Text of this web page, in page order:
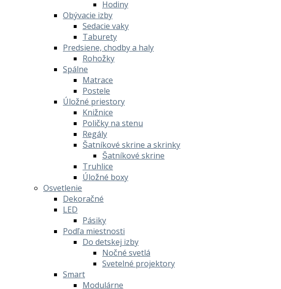
Hodiny
Obývacie izby
Sedacie vaky
Taburety
Predsiene, chodby a haly
Rohožky
Spálne
Matrace
Postele
Úložné priestory
Knižnice
Poličky na stenu
Regály
Šatníkové skrine a skrinky
Šatníkové skrine
Truhlice
Úložné boxy
Osvetlenie
Dekoračné
LED
Pásiky
Podľa miestnosti
Do detskej izby
Nočné svetlá
Svetelné projektory
Smart
Modulárne